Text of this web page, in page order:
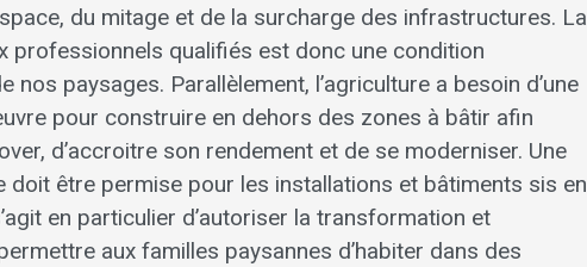
du mitage et de la surcharge des infrastructures. La
professionnels qualifiés est donc une condition
nos paysages. Parallèlement, l’agriculture a besoin d’une
pour construire en dehors des zones à bâtir afin
d’accroitre son rendement et de se moderniser. Une
doit être permise pour les installations et bâtiments sis en
en particulier d’autoriser la transformation et
aux familles paysannes d’habiter dans des